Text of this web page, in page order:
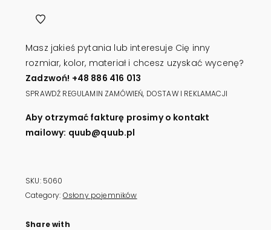
perforowana
Proszkowo
300
x
200
cm
quantity
Masz jakieś pytania lub interesuje Cię inny
rozmiar, kolor, materiał i chcesz uzyskać wycenę?
Zadzwoń! +48 886 416 013
SPRAWDŹ REGULAMIN ZAMÓWIEŃ, DOSTAW I REKLAMACJI
Aby otrzymać fakturę prosimy o kontakt
mailowy: quub@quub.pl
SKU: 5060
Category: Osłony pojemników
Share with